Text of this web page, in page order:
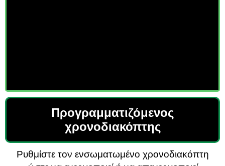
Προγραμματιζόμενος
χρονοδιακόπτης
Ρυθμίστε τον ενσωματωμένο χρονοδιακόπτη